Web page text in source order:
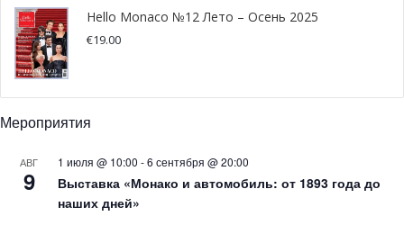
Hello Monaco №12 Лето – Осень 2025
€19.00
Мероприятия
АВГ
9
1 июля @ 10:00 -6 сентября @ 20:00
Выставка «Монако и автомобиль: от 1893 года до
наших дней»